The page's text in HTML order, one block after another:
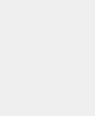
Art:
numerów